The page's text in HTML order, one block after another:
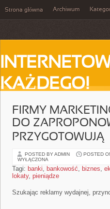
Strona główna Archiwum
KAŻDEGO!
FIRMY
DO
PRZYGOTOWUJĄ
POSTED BY ADMIN POSTED
WYŁĄCZONA
Tagi: banki, bankowość, biznes,
lokaty, pieniądze
Szukając reklamy wydajnej,